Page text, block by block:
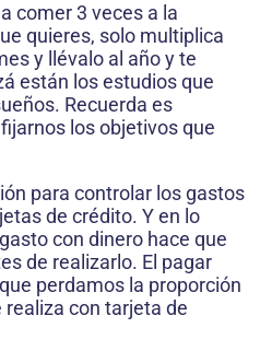
comer 3 veces a la
quieres, solo multiplica
y llévalo al año y te
están los estudios que
Recuerda es
los objetivos que
para controlar los gastos
de crédito. Y en lo
con dinero hace que
de realizarlo. El pagar
perdamos la proporción
con tarjeta de